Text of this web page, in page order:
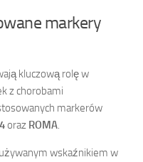
markery
kluczową rolę w
z chorobami
markerów
oraz ROMA.
wskaźnikiem w